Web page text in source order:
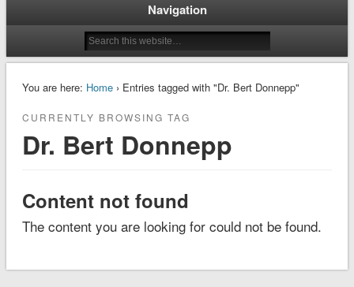
Navigation
You are here: Home› Entries tagged with "Dr. Bert Donnepp"
CURRENTLY BROWSING TAG
Dr. Bert Donnepp
Content not found
The content you are looking for could not be found.